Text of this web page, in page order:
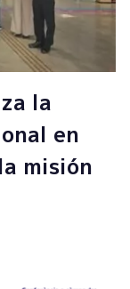
la
en
misión